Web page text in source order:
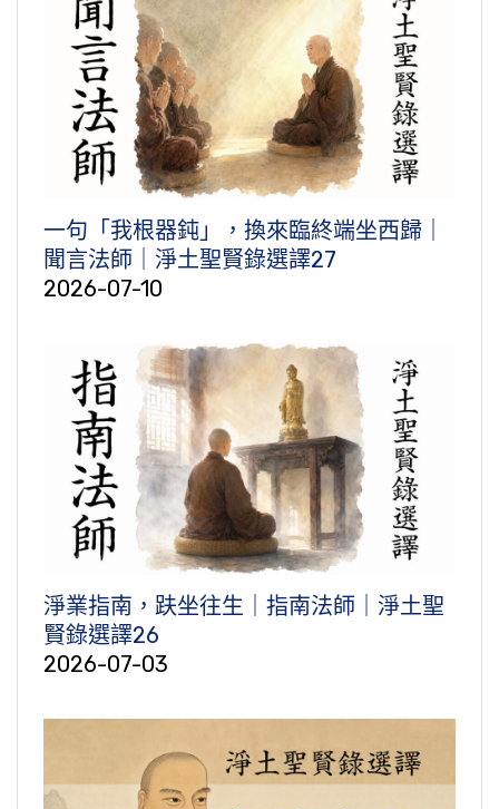
一句「我根器鈍」，換來臨終端坐西歸｜
聞言法師｜淨土聖賢錄選譯27
2026-07-10
淨業指南，趺坐往生｜指南法師｜淨土聖
賢錄選譯26
2026-07-03